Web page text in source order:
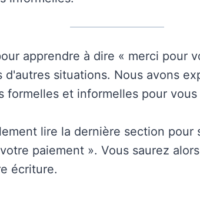
apprendre à dire « merci pour
d'autres situations. Nous avons
formelles et informelles pour vous
lire la dernière section pour
paiement ». Vous saurez
écriture.